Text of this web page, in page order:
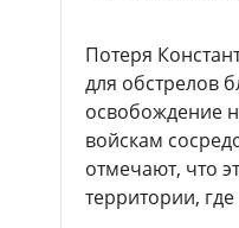
Потеря
для обстрелов
освобождение
войскам
отмечают, что
территории,